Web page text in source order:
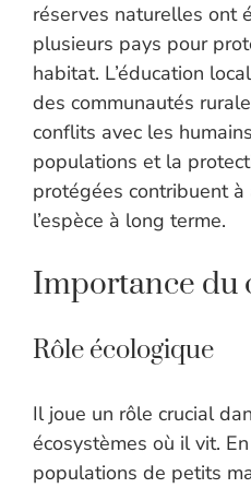
réserves naturelles ont
plusieurs pays pour
habitat. L’éducation
des communautés
conflits avec les
populations et la
protégées contribuent
l’espèce à long terme.
Importance du
Rôle écologique
Il joue un rôle crucial
écosystèmes où il vit.
populations de petits